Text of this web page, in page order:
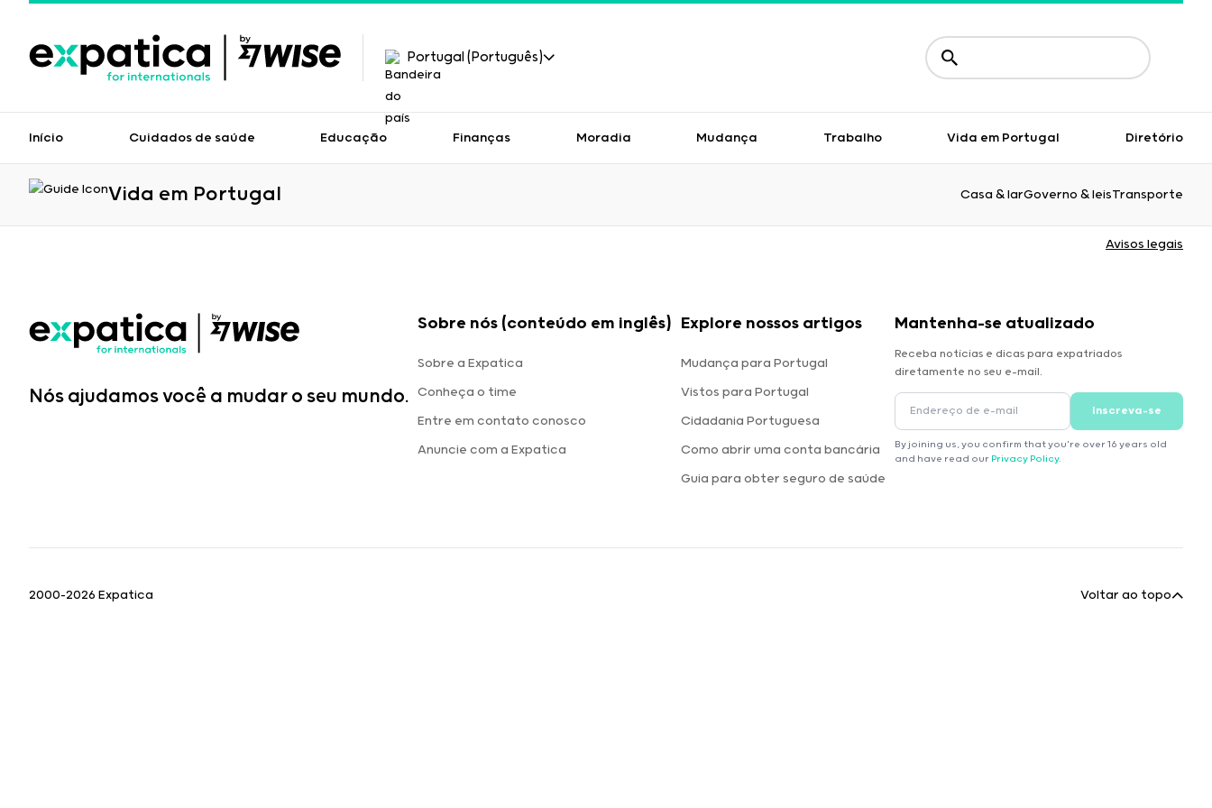
Portugal (Português)
Início Cuidados de saúde Educação Finanças Moradia Mudança Trabalho Vida em Portugal Diretório
Vida em Portugal Casa & larGoverno & leisTransporte
Avisos legais
Nós ajudamos você a mudar o seu mundo.
Sobre nós (conteúdo em inglês)
Sobre a Expatica
Conheça o time
Entre em contato conosco
Anuncie com a Expatica
Explore nossos artigos
Mudança para Portugal
Vistos para Portugal
Cidadania Portuguesa
Como abrir uma conta bancária
Guia para obter seguro de saúde
Mantenha-se atualizado
Receba notícias e dicas para expatriados
diretamente no seu e-mail.
Inscreva-se
By joining us, you confirm that you're over 16 years old
and have read our Privacy Policy.
2000-2026 Expatica Voltar ao topo